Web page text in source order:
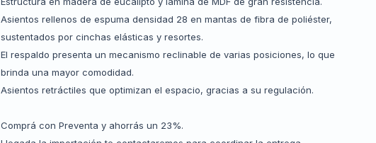
Asientos rellenos de espuma densidad 28 en mantas de fibra de poliéster,
sustentados por cinchas elásticas y resortes.
El respaldo presenta un mecanismo reclinable de varias posiciones, lo que
brinda una mayor comodidad.
Asientos retráctiles que optimizan el espacio, gracias a su regulación.
Comprá con Preventa y ahorrás un 23%.